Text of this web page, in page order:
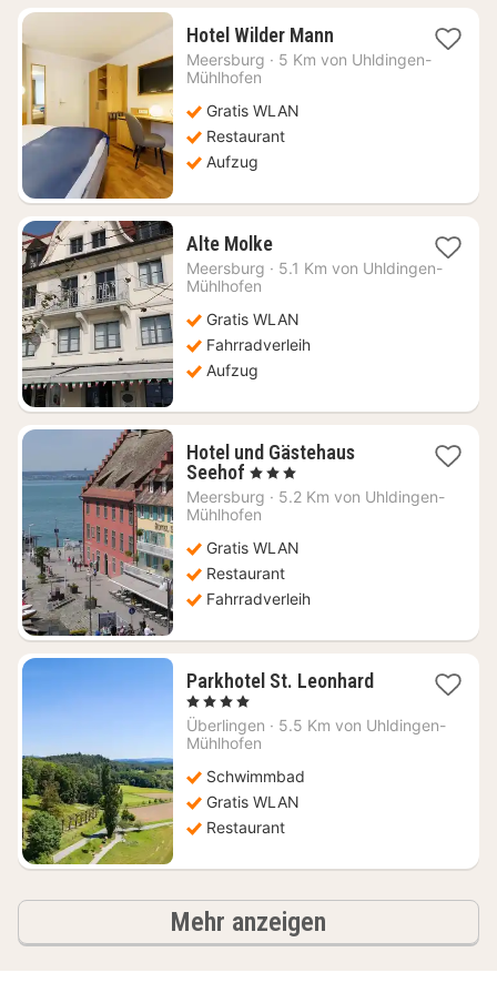
Hotel Wilder Mann1
Nacht
Meersburg · 5 Km von Uhldingen-
Mühlhofen
Gratis WLAN
Restaurant
Aufzug
Alte Molke1
Nacht
€
Meersburg · 5.1 Km von Uhldingen-
Mühlhofen
Gratis WLAN
Fahrradverleih
Aufzug
Hotel und Gästehaus
Seehof 1
Nacht
ab
€
, 3 Sterne
Meersburg · 5.2 Km von Uhldingen-
Mühlhofen
Gratis WLAN
Restaurant
Fahrradverleih
Parkhotel St. Leonhard1
ab
139,42
, 4 Sterne
Überlingen · 5.5 Km von Uhldingen-
Mühlhofen
Schwimmbad
Gratis WLAN
Restaurant
Mehr anzeigen